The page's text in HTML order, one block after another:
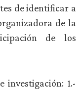
de identificar a
de la
de los
1.-